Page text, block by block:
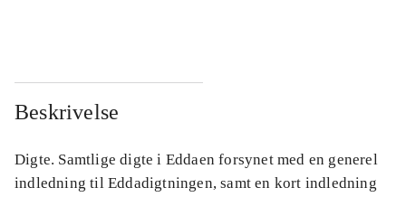
Beskrivelse
Digte. Samtlige digte i Eddaen forsynet med en generel
indledning til Eddadigtningen, samt en kort indledning